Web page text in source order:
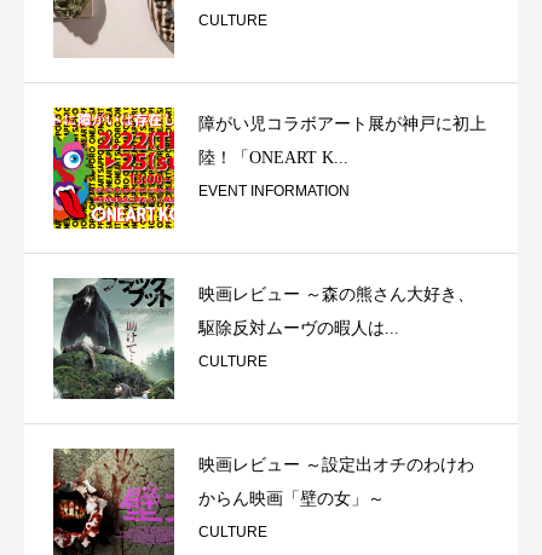
CULTURE
障がい児コラボアート展が神戸に初上
陸！「ONEART K...
EVENT INFORMATION
映画レビュー ～森の熊さん大好き、
駆除反対ムーヴの暇人は...
CULTURE
映画レビュー ～設定出オチのわけわ
からん映画「壁の女」～
CULTURE